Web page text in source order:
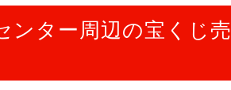
ンター周辺の宝くじ売